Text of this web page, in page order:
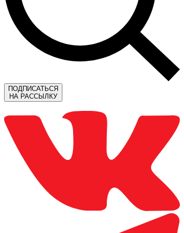
ПОДПИСАТЬСЯ
НА РАССЫЛКУ